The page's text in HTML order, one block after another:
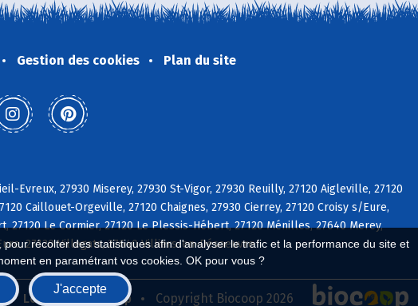
récolter des statistiques afin d'analyser le trafic et la performance du site et
en paramétrant vos cookies. OK pour vous ?
J'accepte
Gestion des cookies Plan du site
Evreux, 27930 Miserey, 27930 St-Vigor, 27930 Reuilly, 27120 Aigleville, 27120
Caillouet-Orgeville, 27120 Chaignes, 27930 Cierrey, 27120 Croisy s/Eure,
27120 Le Cormier, 27120 Le Plessis-Hébert, 27120 Ménilles, 27640 Merey,
27120 Villegats, 27640 Villiers-en-Désoeuvre
Le réseau Biocoop Copyright Biocoop 2026